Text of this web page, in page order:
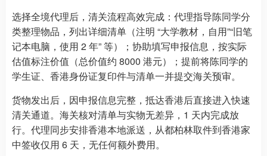
选择全境代理后，清关流程高效完成：代理指导陈同学分
类整理物品，列出详细清单（注明 “大学教材，自用”“旧笔
记本电脑，使用 2 年” 等）；协助填写申报信息，按实际
估值标注价值（总价值约 8000 港元）；提前将陈同学的
学生证、香港身份证复印件与清单一并提交海关预审。
货物发出后，因申报信息完整，抵达香港后直接进入快速
清关通道。海关核对清单与实物无差异，1 天内完成放
行。代理同步安排香港本地派送，从都柏林取件到香港家
中签收仅用 6 天，无任何额外费用。